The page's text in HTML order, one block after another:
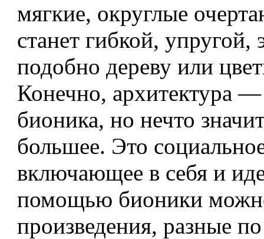
мягкие, округлые
станет гибкой, упругой,
подобно дереву или
Конечно, архитектура —
бионика, но нечто
большее. Это
включающее в себя и
помощью бионики
произведения, разные